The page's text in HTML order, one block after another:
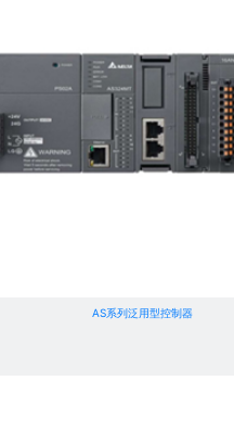
AS系列泛用型控制器